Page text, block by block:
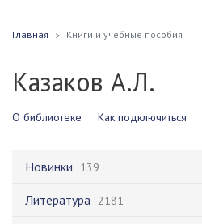
Главная Книги и учебные пособия
Казаков А.Л.
О библиотеке Как подключиться
Новинки 139
Литература 2181